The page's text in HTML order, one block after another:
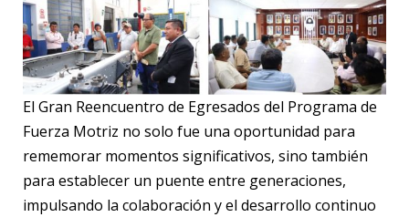
El Gran Reencuentro de Egresados del Programa de
Fuerza Motriz no solo fue una oportunidad para
rememorar momentos significativos, sino también
para establecer un puente entre generaciones,
impulsando la colaboración y el desarrollo continuo